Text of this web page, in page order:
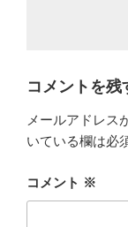
コメントを残
メールアドレス
いている欄は必
コメント ※